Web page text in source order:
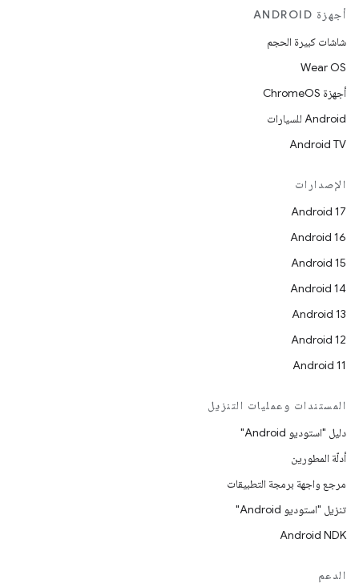
أجهزة ANDROID
شاشات كبيرة الحجم
Wear OS
أجهزة ChromeOS
Android للسيارات
Android TV
الإصدارات
Android 17
Android 16
Android 15
Android 14
Android 13
Android 12
Android 11
المستندات وعمليات التنزيل
دليل "استوديو Android"
أدلّة المطورين
مرجع واجهة برمجة التطبيقات
تنزيل "استوديو Android"
Android NDK
الدعم